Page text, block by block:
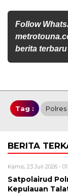
Follow
berita
Tag : Polres
BERITA
Kamis, 23 Juli 2026 -
Satpolairud
Kepulauan